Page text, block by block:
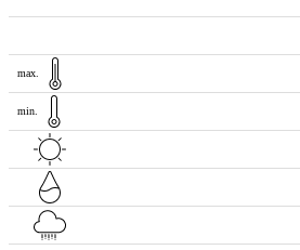
max.
min.